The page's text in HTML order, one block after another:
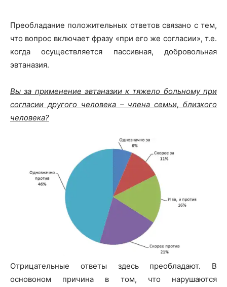
Преобладание положительных ответов связано с тем,
что вопрос включает фразу «при его же согласии», т.е.
когда осуществляется пассивная, добровольная
эвтаназия.
Вы за применение эвтаназии к тяжело больному при
согласии другого человека – члена семьи, близкого
человека?
Отрицательные ответы здесь преобладают. В
основоном причина в том, что нарушаются